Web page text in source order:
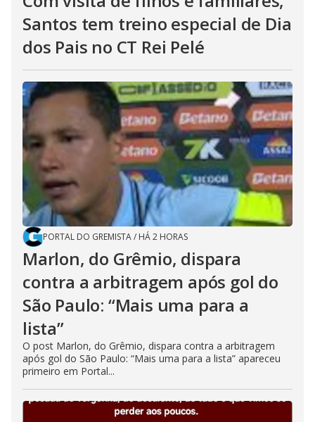
Santos tem treino especial de Dia
dos Pais no CT Rei Pelé
PORTAL DO GREMISTA/ HÁ 2 HORAS
Marlon, do Grêmio, dispara
contra a arbitragem após gol do
São Paulo: “Mais uma para a
lista”
O post Marlon, do Grêmio, dispara contra a arbitragem
após gol do São Paulo: “Mais uma para a lista” apareceu
primeiro em Portal...